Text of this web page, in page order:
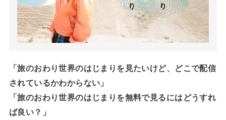
「旅のおわり世界のはじまりを見たいけど、どこで配信
されているかわからない」
「旅のおわり世界のはじまりを無料で見るにはどうすれ
ば良い？」